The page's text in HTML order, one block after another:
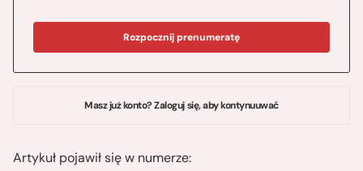
Rozpocznij prenumeratę
Masz już konto? Zaloguj się, aby kontynuuwać
Artykuł pojawił się w numerze: